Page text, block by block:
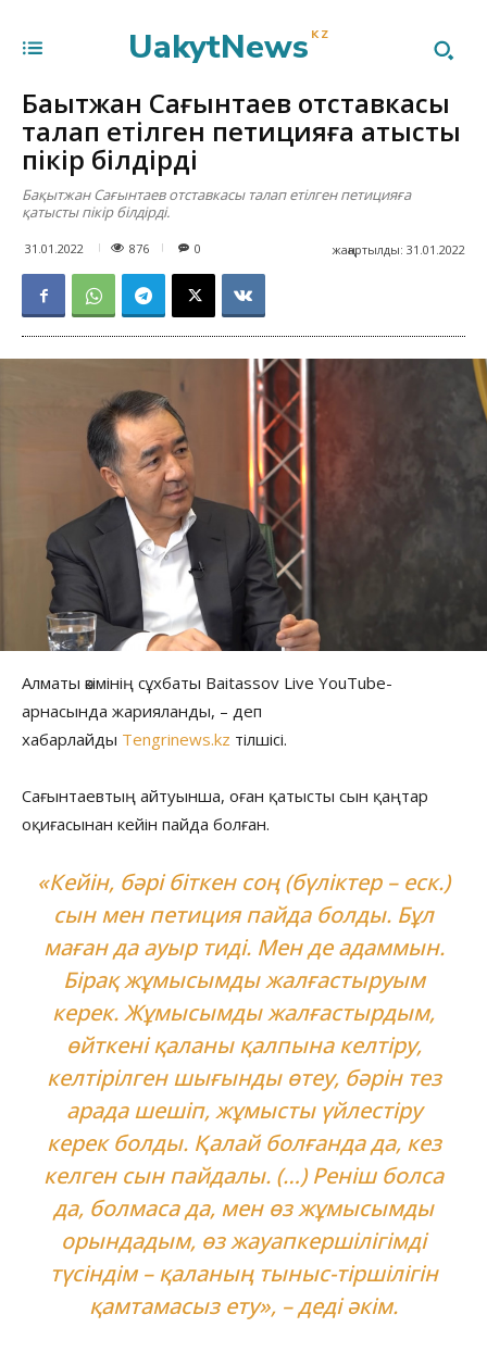
UakytNews KZ
Бақытжан Сағынтаев отставкасы
талап етілген петицияға қатысты
пікір білдірді
Бақытжан Сағынтаев отставкасы талап етілген петицияға
қатысты пікір білдірді.
31.01.2022 876 жаңартылды: 31.01.2022
0
Алматы әкімінің сұхбаты Baitassov Live YouTube-
арнасында жарияланды, – деп
хабарлайды Tengrinews.kz тілшісі.
Сағынтаевтың айтуынша, оған қатысты сын қаңтар
оқиғасынан кейін пайда болған.
«Кейін, бәрі біткен соң (бүліктер – еск.)
сын мен петиция пайда болды. Бұл
маған да ауыр тиді. Мен де адаммын.
Бірақ жұмысымды жалғастыруым
керек. Жұмысымды жалғастырдым,
өйткені қаланы қалпына келтіру,
келтірілген шығынды өтеу, бәрін тез
арада шешіп, жұмысты үйлестіру
керек болды. Қалай болғанда да, кез
келген сын пайдалы. (…) Реніш болса
да, болмаса да, мен өз жұмысымды
орындадым, өз жауапкершілігімді
түсіндім – қаланың тыныс-тіршілігін
қамтамасыз ету», – деді әкім.